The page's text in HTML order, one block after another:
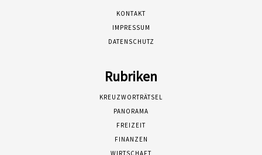
KONTAKT
IMPRESSUM
DATENSCHUTZ
Rubriken
KREUZWORTRÄTSEL
PANORAMA
FREIZEIT
FINANZEN
WIRTSCHAFT